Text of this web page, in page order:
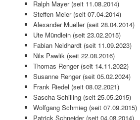
Ralph Mayer (seit 11.08.2014)
Steffen Meier (seit 07.04.2014)
Alexander Mueller (seit 28.04.2014)
Ute Mündlein (seit 23.02.2015)
Fabian Neidhardt (seit 11.09.2023)
Nils Pawlik (seit 22.08.2016)
Thomas Renger (seit 14.11.2022)
Susanne Renger (seit 05.02.2024)
Frank Riedel (seit 08.02.2021)
Sascha Schilling (seit 25.05.2015)
Wolfgang Schmieg (seit 07.09.2015)
Patrick Schneider (seit 04.08.2014)